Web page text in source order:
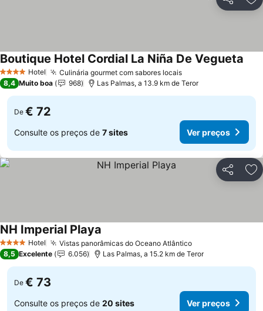
Partilhar
4 EstrelasHotel Culinária gourmet com sabores locais
Boutique Hotel Cordial La Niña De Vegueta
8,4 Muito boa 968 Las Palmas, a 13.9 km de Teror
De € 72
Consulte os preços de 7 sites Ver preços
Partilhar
4 EstrelasHotel Vistas panorâmicas do Oceano Atlântico
NH Imperial Playa
8,5 Excelente 6.056 Las Palmas, a 15.2 km de Teror
De € 73
Consulte os preços de 20 sites Ver preços